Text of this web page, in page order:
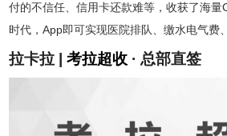
付的不信任、信用卡还款难等，收获了海量
时代，App即可实现医院排队、缴水电气费
拉卡拉 |考拉超收 · 总部直签